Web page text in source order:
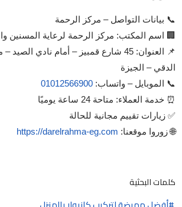
📞 بيانات التواصل – مركز الرحمة
🏢 اسم المكتب: مركز الرحمة لرعاية المسنين
📌 العنوان: 45 شارع قمبيز – أمام نادي
الدقي – الجيزة
📞 الموبايل – واتساب:01012566900
⏰ خدمة العملاء: متاحة 24 ساعة يوميًا
✅ زيارات تقييم مجانية للحالة
🌐 زوروا موقعنا: https://darelrahma-eg.com
كلمات البحثية